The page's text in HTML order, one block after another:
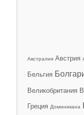
Австралия Австрия
Бельгия
Великобритания
Греция Доминикана